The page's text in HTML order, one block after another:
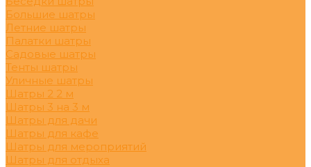
Большие шатры
Летние шатры
Палатки шатры
Садовые шатры
Тенты шатры
Уличные шатры
Шатры 2 2 м
Шатры 3 на 3 м
Шатры для дачи
Шатры для кафе
Шатры для мероприятий
Шатры для отдыха